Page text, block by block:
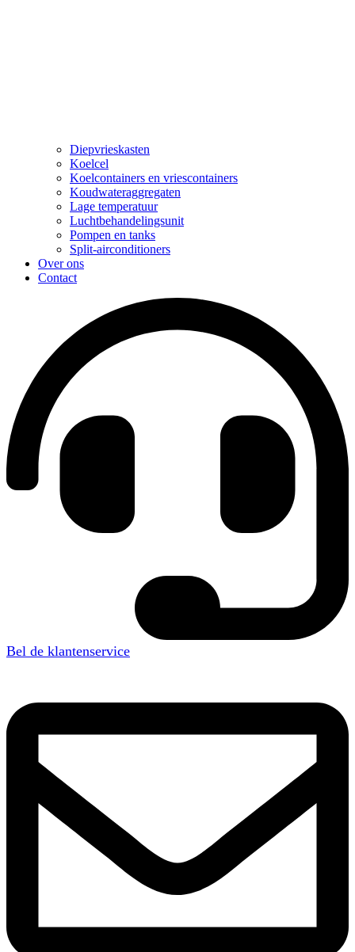
Diepvrieskasten
Koelcel
Koelcontainers en vriescontainers
Koudwateraggregaten
Lage temperatuur
Luchtbehandelingsunit
Pompen en tanks
Split-airconditioners
Over ons
Contact
Bel de klantenservice